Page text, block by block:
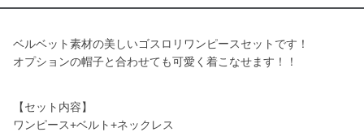
ベルベット素材の美しいゴスロリワンピースセットです！
オプションの帽子と合わせても可愛く着こなせます！！
【セット内容】
ワンピース+ベルト+ネックレス